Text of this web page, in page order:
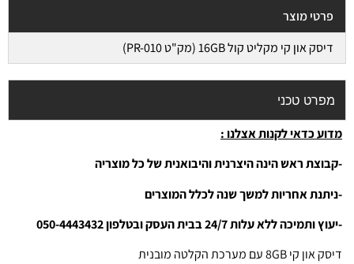
פרטי מוצר
דיסק און קי מקליט קול 16GB (מק"ט PR-010)
מפרט טכני
מדוע כדאי לקנות אצלנו :
-קבוצת ראש הינה היצרנית והיבואנית של כל מוצריה
-ניתנת אחריות למשך שנה לכלל המוצרים
-יעוץ ותמיכה ללא עלות 24/7 בבית העסק ובטלפון 050-4443432
דיסק און קי 8GB עם מערכת הקלטה מובנית